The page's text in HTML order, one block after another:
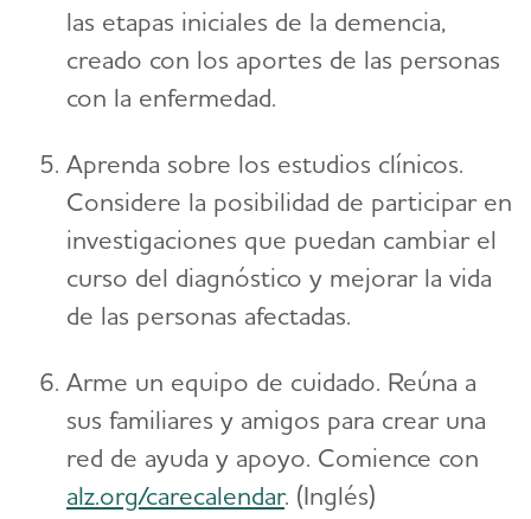
las etapas iniciales de la demencia,
creado con los aportes de las personas
con la enfermedad.
Aprenda sobre los estudios clínicos.
Considere la posibilidad de participar en
investigaciones que puedan cambiar el
curso del diagnóstico y mejorar la vida
de las personas afectadas.
Arme un equipo de cuidado. Reúna a
sus familiares y amigos para crear una
red de ayuda y apoyo. Comience con
alz.org/carecalendar. (Inglés)